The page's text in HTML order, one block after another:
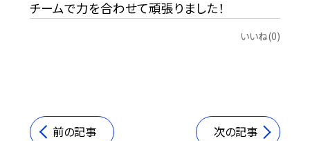
チームで力を合わせて頑張りました！
いいね(0)
前の記事 次の記事